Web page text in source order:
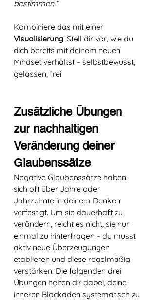
bestimmen.“
Kombiniere das mit einer
Visualisierung: Stell dir vor, wie du
dich bereits mit deinem neuen
Mindset verhältst – selbstbewusst,
gelassen, frei.
Zusätzliche Übungen
zur nachhaltigen
Veränderung deiner
Glaubenssätze
Negative Glaubenssätze haben
sich oft über Jahre oder
Jahrzehnte in deinem Denken
verfestigt. Um sie dauerhaft zu
verändern, reicht es nicht, sie nur
einmal zu hinterfragen – du musst
aktiv neue Überzeugungen
etablieren und diese regelmäßig
verstärken. Die folgenden drei
Übungen helfen dir dabei, deine
inneren Blockaden systematisch zu